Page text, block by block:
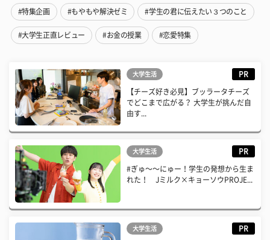
#特集企画 #もやもや解決ゼミ #学生の君に伝えたい３つのこと
#大学生正直レビュー #お金の授業 #恋愛特集
大学生活 PR
【チーズ好き必見】ブッラータチーズ
でどこまで広がる？ 大学生が挑んだ自
由す...
大学生活 PR
#ぎゅ〜〜にゅー！学生の発想から生ま
れた！ Jミルク×キョーソウPROJE...
大学生活 PR